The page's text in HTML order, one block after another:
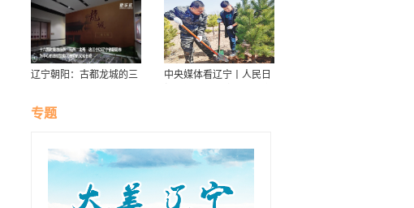
辽宁朝阳：古都龙城的三
中央媒体看辽宁丨人民日
专题